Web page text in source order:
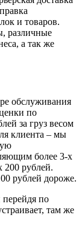
и товаров.
различные
а так же
обслуживания
по
за груз весом
клиента – мы
более 3-х
200 рублей.
рублей дороже.
перейдя по
там же